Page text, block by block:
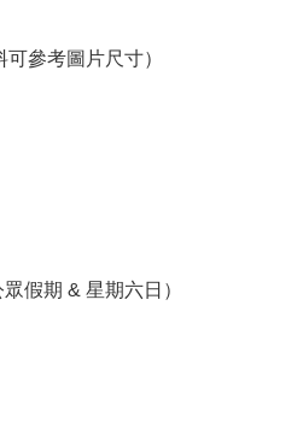
參考圖片尺寸）
假期 & 星期六日）